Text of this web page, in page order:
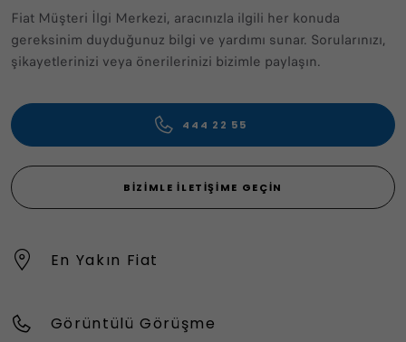
Fiat Müşteri İlgi Merkezi, aracınızla ilgili her konuda
gereksinim duyduğunuz bilgi ve yardımı sunar. Sorularınızı,
şikayetlerinizi veya önerilerinizi bizimle paylaşın.
444 22 55
BIZIMLE İLETIŞIME GEÇIN
En Yakın Fiat
Görüntülü Görüşme